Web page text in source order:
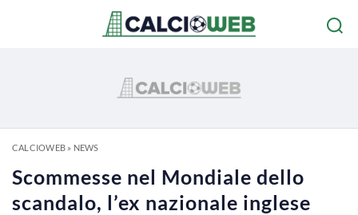
CALCIOWEB» NEWS
Scommesse nel Mondiale dello
scandalo, l’ex nazionale inglese